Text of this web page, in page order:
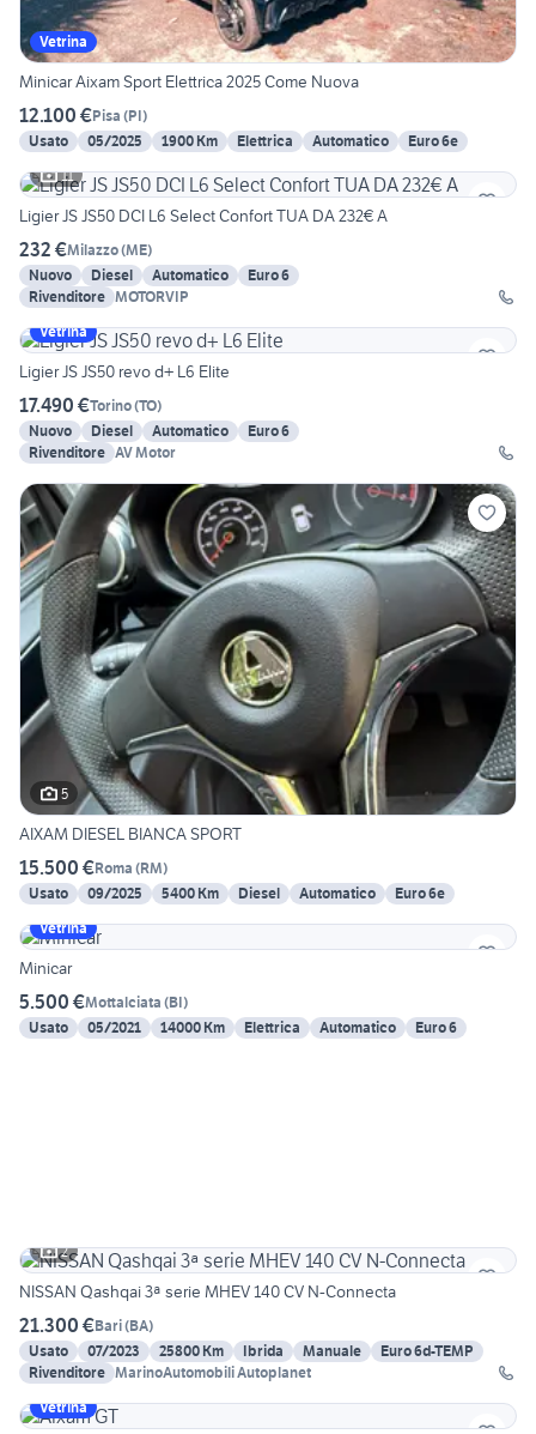
Vetrina
Minicar Aixam Sport Elettrica 2025 Come Nuova
12.100 €Pisa (PI)
Usato
05/2025 1900 Km Elettrica Automatico
Euro 6e
11
Ligier JS JS50 DCI L6 Select Confort TUA DA 232€ A
232 €Milazzo(ME)
Nuovo
Diesel Automatico
Euro 6
Rivenditore MOTORVIP
Vetrina
Ligier JS JS50 revo d+ L6 Elite
17.490 €Torino(TO)
Nuovo
Diesel Automatico
Euro 6
Rivenditore AV Motor
5
AIXAM DIESEL BIANCA SPORT
15.500 €Roma (RM)
Usato
09/2025 5400 Km Diesel Automatico
Euro 6e
Vetrina
Minicar
5.500 €Mottalciata (BI)
Usato
05/2021 14000 Km Elettrica Automatico Euro 6
2
NISSAN Qashqai 3ª serie MHEV 140 CV N-Connecta
21.300 €Bari(BA)
Usato
07/2023 25800 Km Ibrida Manuale
Euro 6d-TEMP
Rivenditore MarinoAutomobili Autoplanet
Vetrina